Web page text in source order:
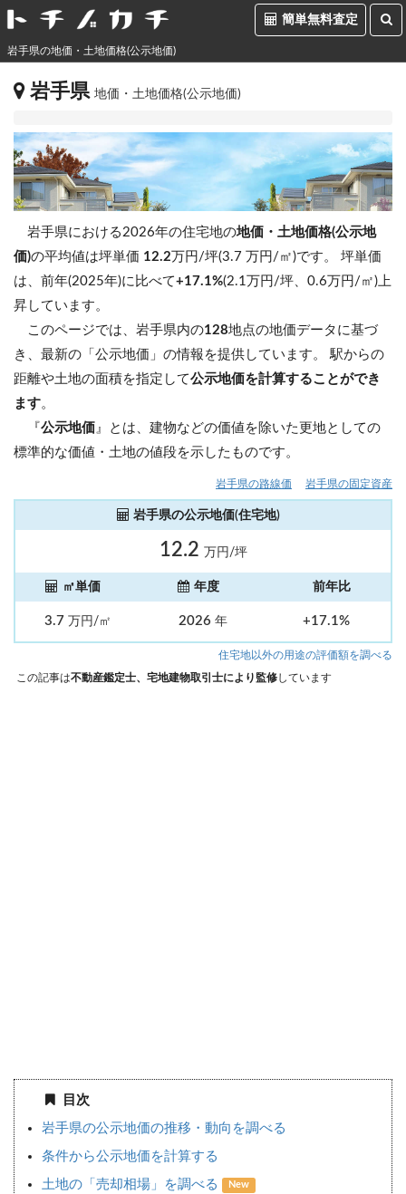
簡単無料査定
岩手県の地価・土地価格(公示地価)
岩手県 地価・土地価格(公示地価)
岩手県における2026年の住宅地の地価・土地価格(公示地
価)の平均値は坪単価 12.2万円/坪(3.7 万円/㎡)です。 坪単価
は、前年(2025年)に比べて+17.1%(2.1万円/坪、0.6万円/㎡)上
昇しています。
このページでは、岩手県内の128地点の地価データに基づ
き、最新の「公示地価」の情報を提供しています。 駅からの
距離や土地の面積を指定して公示地価を計算することができ
ます。
『公示地価 』とは、建物などの価値を除いた更地としての
標準的な価値・土地の値段を示したものです。
岩手県の路線価 岩手県の固定資産
岩手県の公示地価(住宅地)
12.2 万円/坪
㎡単価 年度 前年比
3.7 万円/㎡ 2026 年 +17.1%
住宅地以外の用途の評価額を調べる
この記事は不動産鑑定士、宅地建物取引士により監修しています
目次
岩手県の公示地価の推移・動向を調べる
条件から公示地価を計算する
土地の「売却相場」を調べる New